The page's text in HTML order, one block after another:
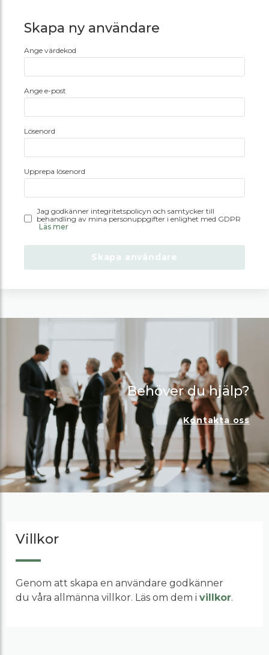
Skapa ny användare
Ange värdekod
Ange e-post
Lösenord
Upprepa lösenord
Jag godkänner integritetspolicyn och samtycker till
behandling av mina personuppgifter i enlighet med GDPR
Läs mer
Behöver du hjälp?
Kontakta oss
Villkor
Genom att skapa en användare godkänner
du våra allmänna villkor. Läs om dem i villkor.